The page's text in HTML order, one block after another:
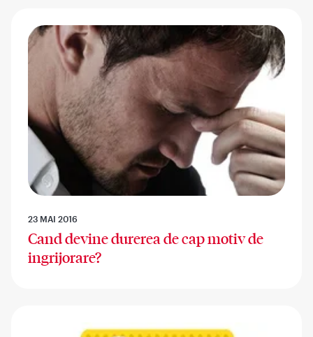
23 MAI 2016
Cand devine durerea de cap motiv de
ingrijorare?